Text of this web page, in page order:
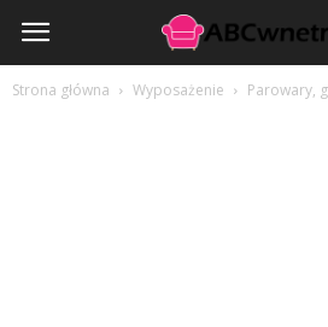
ABCwnetrza.pl
Strona główna Wyposażenie Parowary,